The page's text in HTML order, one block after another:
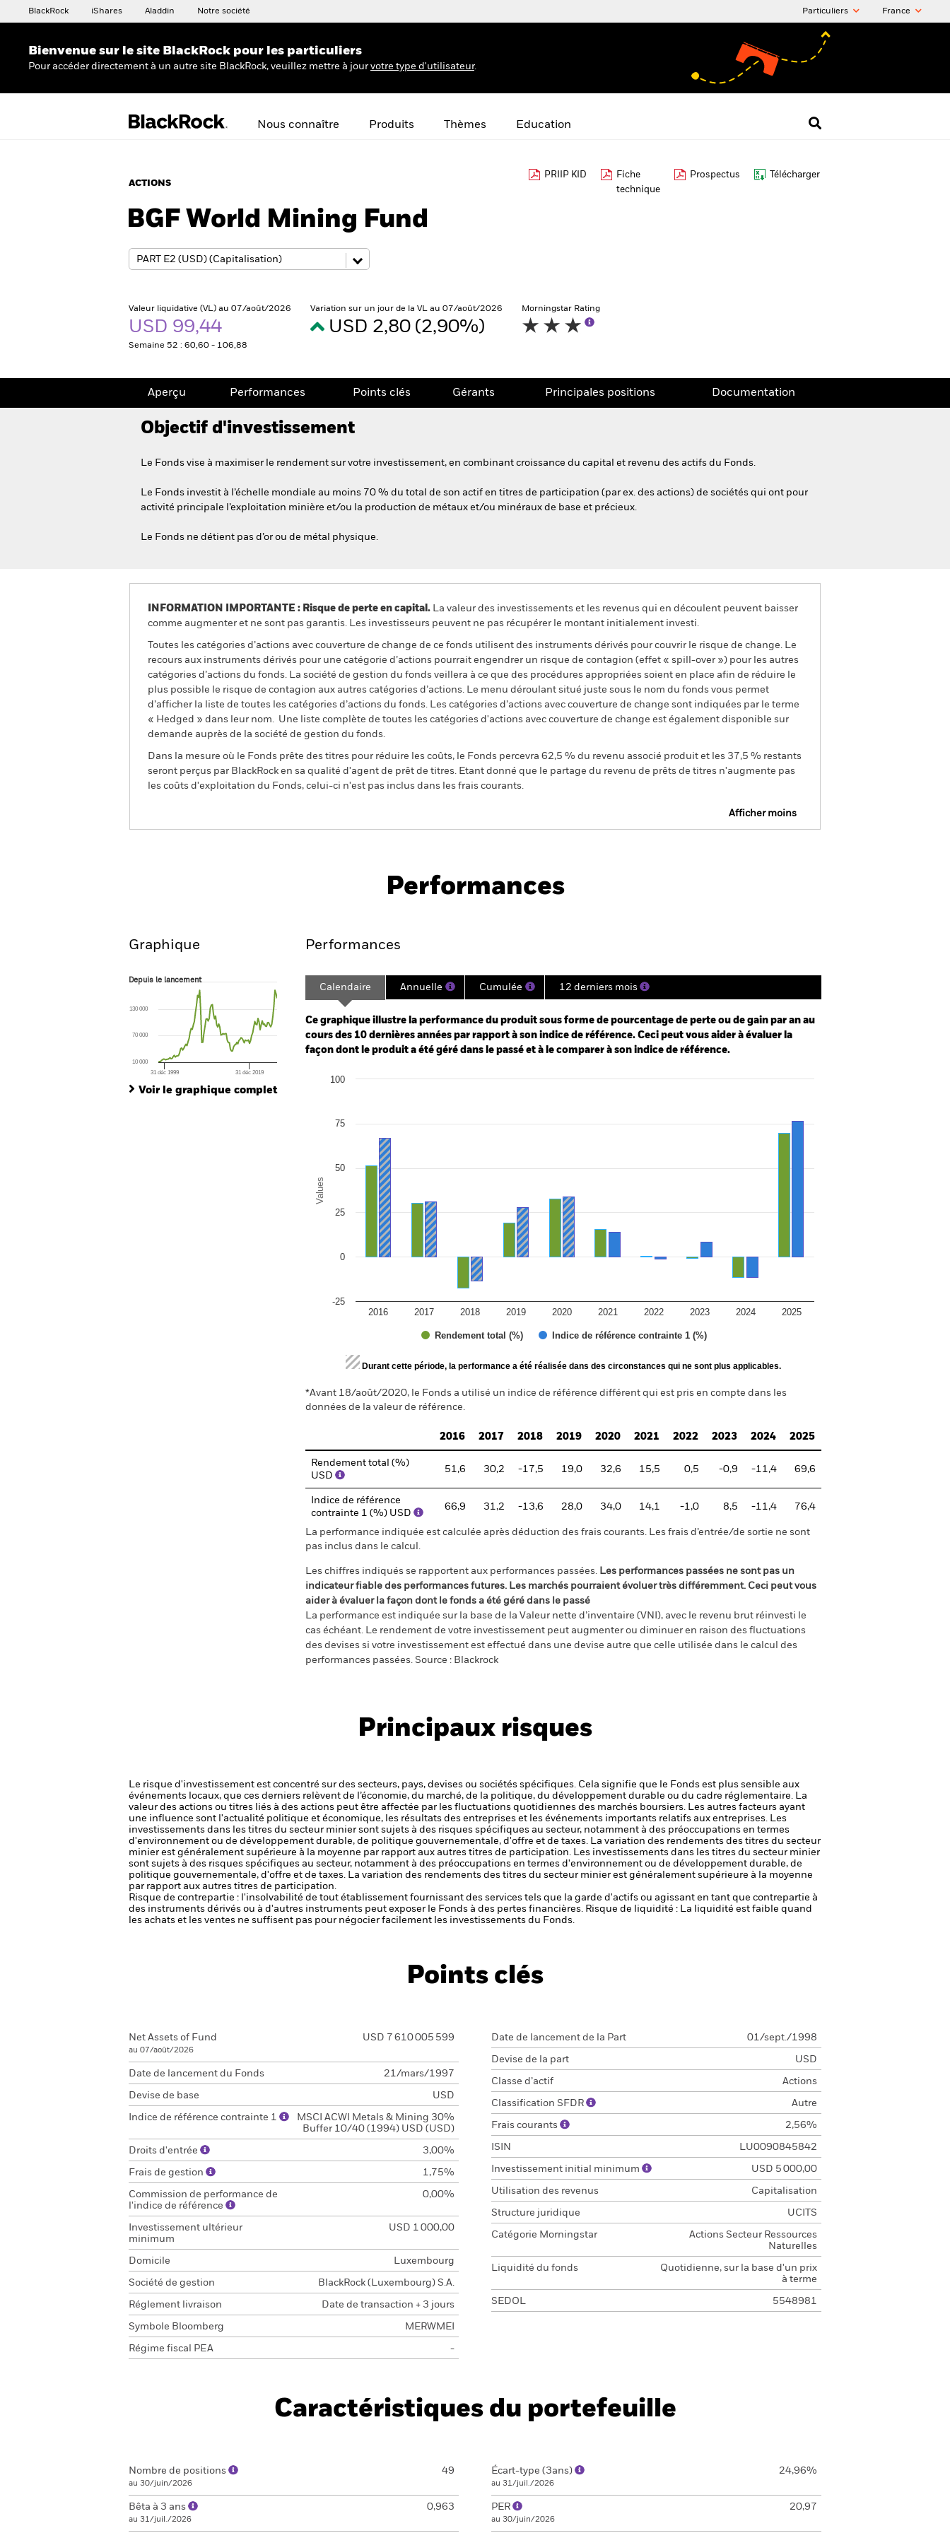
BlackRock iShares Aladdin Notre société Particuliers France
Bienvenue sur le site BlackRock pour les particuliers
Pour accéder directement à un autre site BlackRock, veuillez mettre à jour votre type d'utilisateur.
Nous connaître Produits Thèmes Education
ACTIONS
PRIIP KID
Fiche
technique
Prospectus Télécharger
BGF World Mining Fund
Valeur liquidative (VL) au 07/août/2026
USD 99,44
Semaine 52 : 60,60 - 106,88
Variation sur un jour de la VL au 07/août/2026
USD 2,80 (2,90%)
Morningstar Rating
Aperçu Performances Points clés Gérants Principales positions Documentation
Objectif d'investissement
Le Fonds vise à maximiser le rendement sur votre investissement, en combinant croissance du capital et revenu des actifs du Fonds.
Le Fonds investit à l’échelle mondiale au moins 70 % du total de son actif en titres de participation (par ex. des actions) de sociétés qui ont pour
activité principale l’exploitation minière et/ou la production de métaux et/ou minéraux de base et précieux.
Le Fonds ne détient pas d’or ou de métal physique.
INFORMATION IMPORTANTE : Risque de perte en capital. La valeur des investissements et les revenus qui en découlent peuvent baisser
comme augmenter et ne sont pas garantis. Les investisseurs peuvent ne pas récupérer le montant initialement investi.
Toutes les catégories d’actions avec couverture de change de ce fonds utilisent des instruments dérivés pour couvrir le risque de change. Le
recours aux instruments dérivés pour une catégorie d’actions pourrait engendrer un risque de contagion (effet « spill-over ») pour les autres
catégories d’actions du fonds. La société de gestion du fonds veillera à ce que des procédures appropriées soient en place afin de réduire le
plus possible le risque de contagion aux autres catégories d’actions. Le menu déroulant situé juste sous le nom du fonds vous permet
d’afficher la liste de toutes les catégories d’actions du fonds. Les catégories d’actions avec couverture de change sont indiquées par le terme
« Hedged » dans leur nom. Une liste complète de toutes les catégories d'actions avec couverture de change est également disponible sur
demande auprès de la société de gestion du fonds.
Dans la mesure où le Fonds prête des titres pour réduire les coûts, le Fonds percevra 62,5 % du revenu associé produit et les 37,5 % restants
seront perçus par BlackRock en sa qualité d'agent de prêt de titres. Etant donné que le partage du revenu de prêts de titres n'augmente pas
les coûts d'exploitation du Fonds, celui-ci n'est pas inclus dans les frais courants.
Afficher moins
Performances
Graphique
Depuis le lancement
Line chart with 113 data points.
The chart has 1 X axis displaying Time. Range: 1998-07-01 00:00:00 to 2026-07-31 00:00:00.
The chart has 1 Y axis displaying values. Range: 0 to 1800.
Depuis le lancement
31 déc 1999 31 déc 2019
10 000
70 000
130 000
Voir le graphique complet
Performances
Calendaire Annuelle Cumulée 12 derniers mois
Ce graphique illustre la performance du produit sous forme de pourcentage de perte ou de gain par an au
cours des 10 dernières années par rapport à son indice de référence. Ceci peut vous aider à évaluer la
façon dont le produit a été géré dans le passé et à le comparer à son indice de référence.
Chart
Bar chart with 2 data series.
Values
Rendement total (%) Indice de référence contrainte 1 (%)
2016 2017 2018 2019 2020 2021 2022 2023 2024 2025
-25
0
25
50
75
100
End of interactive chart.
Durant cette période, la performance a été réalisée dans des circonstances qui ne sont plus applicables.
*Avant 18/août/2020, le Fonds a utilisé un indice de référence différent qui est pris en compte dans les
données de la valeur de référence.
2016 2017 2018 2019 2020 2021 2022 2023 2024 2025
Rendement total (%)
USD
51,6 30,2 -17,5 19,0 32,6 15,5 0,5 -0,9 -11,4 69,6
Indice de référence
contrainte 1 (%) USD
66,9 31,2 -13,6 28,0 34,0 14,1 -1,0 8,5 -11,4 76,4
La performance indiquée est calculée après déduction des frais courants. Les frais d’entrée/de sortie ne sont
pas inclus dans le calcul.
Les chiffres indiqués se rapportent aux performances passées. Les performances passées ne sont pas un
indicateur fiable des performances futures. Les marchés pourraient évoluer très différemment. Ceci peut vous
aider à évaluer la façon dont le fonds a été géré dans le passé
La performance est indiquée sur la base de la Valeur nette d’inventaire (VNI), avec le revenu brut réinvesti le
cas échéant. Le rendement de votre investissement peut augmenter ou diminuer en raison des fluctuations
des devises si votre investissement est effectué dans une devise autre que celle utilisée dans le calcul des
performances passées. Source : Blackrock
Principaux risques
Le risque d'investissement est concentré sur des secteurs, pays, devises ou sociétés spécifiques. Cela signifie que le Fonds est plus sensible aux
événements locaux, que ces derniers relèvent de l’économie, du marché, de la politique, du développement durable ou du cadre réglementaire. La
valeur des actions ou titres liés à des actions peut être affectée par les fluctuations quotidiennes des marchés boursiers. Les autres facteurs ayant
une influence sont l'actualité politique et économique, les résultats des entreprises et les événements importants relatifs aux entreprises. Les
investissements dans les titres du secteur minier sont sujets à des risques spécifiques au secteur, notamment à des préoccupations en termes
d'environnement ou de développement durable, de politique gouvernementale, d'offre et de taxes. La variation des rendements des titres du secteur
minier est généralement supérieure à la moyenne par rapport aux autres titres de participation. Les investissements dans les titres du secteur minier
sont sujets à des risques spécifiques au secteur, notamment à des préoccupations en termes d'environnement ou de développement durable, de
politique gouvernementale, d'offre et de taxes. La variation des rendements des titres du secteur minier est généralement supérieure à la moyenne
par rapport aux autres titres de participation.
Risque de contrepartie : l'insolvabilité de tout établissement fournissant des services tels que la garde d'actifs ou agissant en tant que contrepartie à
des instruments dérivés ou à d'autres instruments peut exposer le Fonds à des pertes financières. Risque de liquidité : La liquidité est faible quand
les achats et les ventes ne suffisent pas pour négocier facilement les investissements du Fonds.
Points clés
Net Assets of Fund
au 07/août/2026
USD 7 610 005 599
Date de lancement du Fonds 21/mars/1997
Devise de base USD
Indice de référence contrainte 1
MSCI ACWI Metals & Mining 30%
Buffer 10/40 (1994) USD (USD)
Droits d'entrée 3,00%
Frais de gestion 1,75%
Commission de performance de
l'indice de référence
0,00%
Investissement ultérieur
minimum
USD 1 000,00
Domicile Luxembourg
Société de gestion BlackRock (Luxembourg) S.A.
Réglement livraison Date de transaction + 3 jours
Symbole Bloomberg MERWMEI
Régime fiscal PEA -
Date de lancement de la Part 01/sept./1998
Devise de la part USD
Classe d’actif Actions
Classification SFDR Autre
Frais courants 2,56%
ISIN LU0090845842
Investissement initial minimum USD 5 000,00
Utilisation des revenus Capitalisation
Structure juridique UCITS
Catégorie Morningstar
Actions Secteur Ressources
Naturelles
Liquidité du fonds
Quotidienne, sur la base d'un prix
à terme
SEDOL 5548981
Caractéristiques du portefeuille
Nombre de positions
au 30/juin/2026
49
Bêta à 3 ans
au 31/juil./2026
0,963
Écart-type (3ans)
au 31/juil./2026
24,96%
PER
au 30/juin/2026
20,97